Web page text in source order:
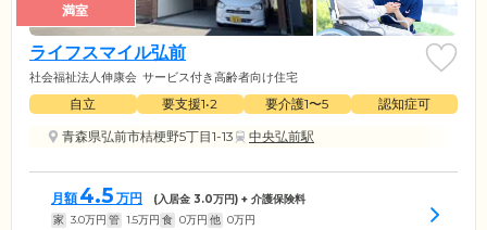
満室
ライフスマイル弘前
社会福祉法人伸康会 サービス付き高齢者向け住宅
自立 要支援1•2 要介護1〜5
認知症可
青森県弘前市桔梗野5丁目1-13
中央弘前駅
月額 4.5 万円 (入居金 3.0万円) + 介護保険料
家 3.0万円 管 1.5万円 食 0万円 他 0万円